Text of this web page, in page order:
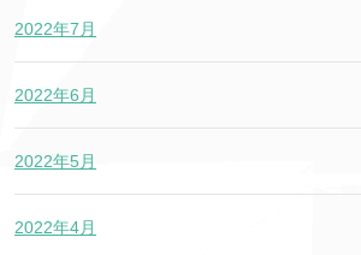
2022年7月
2022年6月
2022年5月
2022年4月